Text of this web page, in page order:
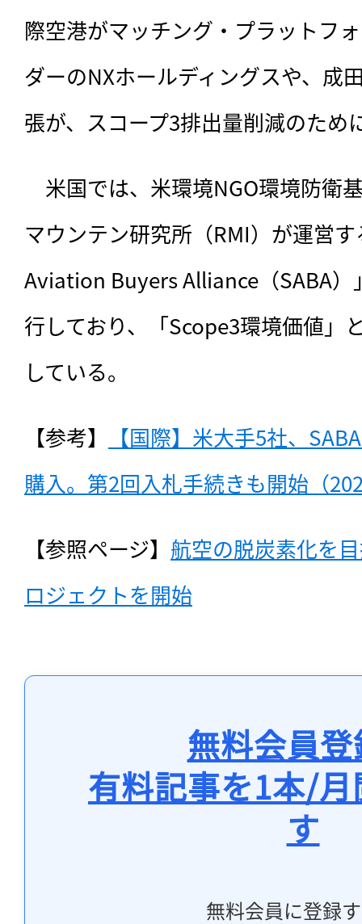
際空港がマッチング・プラットフ
ダーのNXホールディングスや、成
張が、スコープ3排出量削減のため
米国では、米環境NGO環境防衛
マウンテン研究所（RMI）が運営
Aviation Buyers Alliance（SABA）
行しており、「Scope3環境価値」
している。
【参考】
【国際】米大手5社、
購入。第2回入札手続きも開始（
【参照ページ】 航空の脱炭素化を
ロジェクトを開始
無料会員
有料記事を1本/
す
無料会員に登録